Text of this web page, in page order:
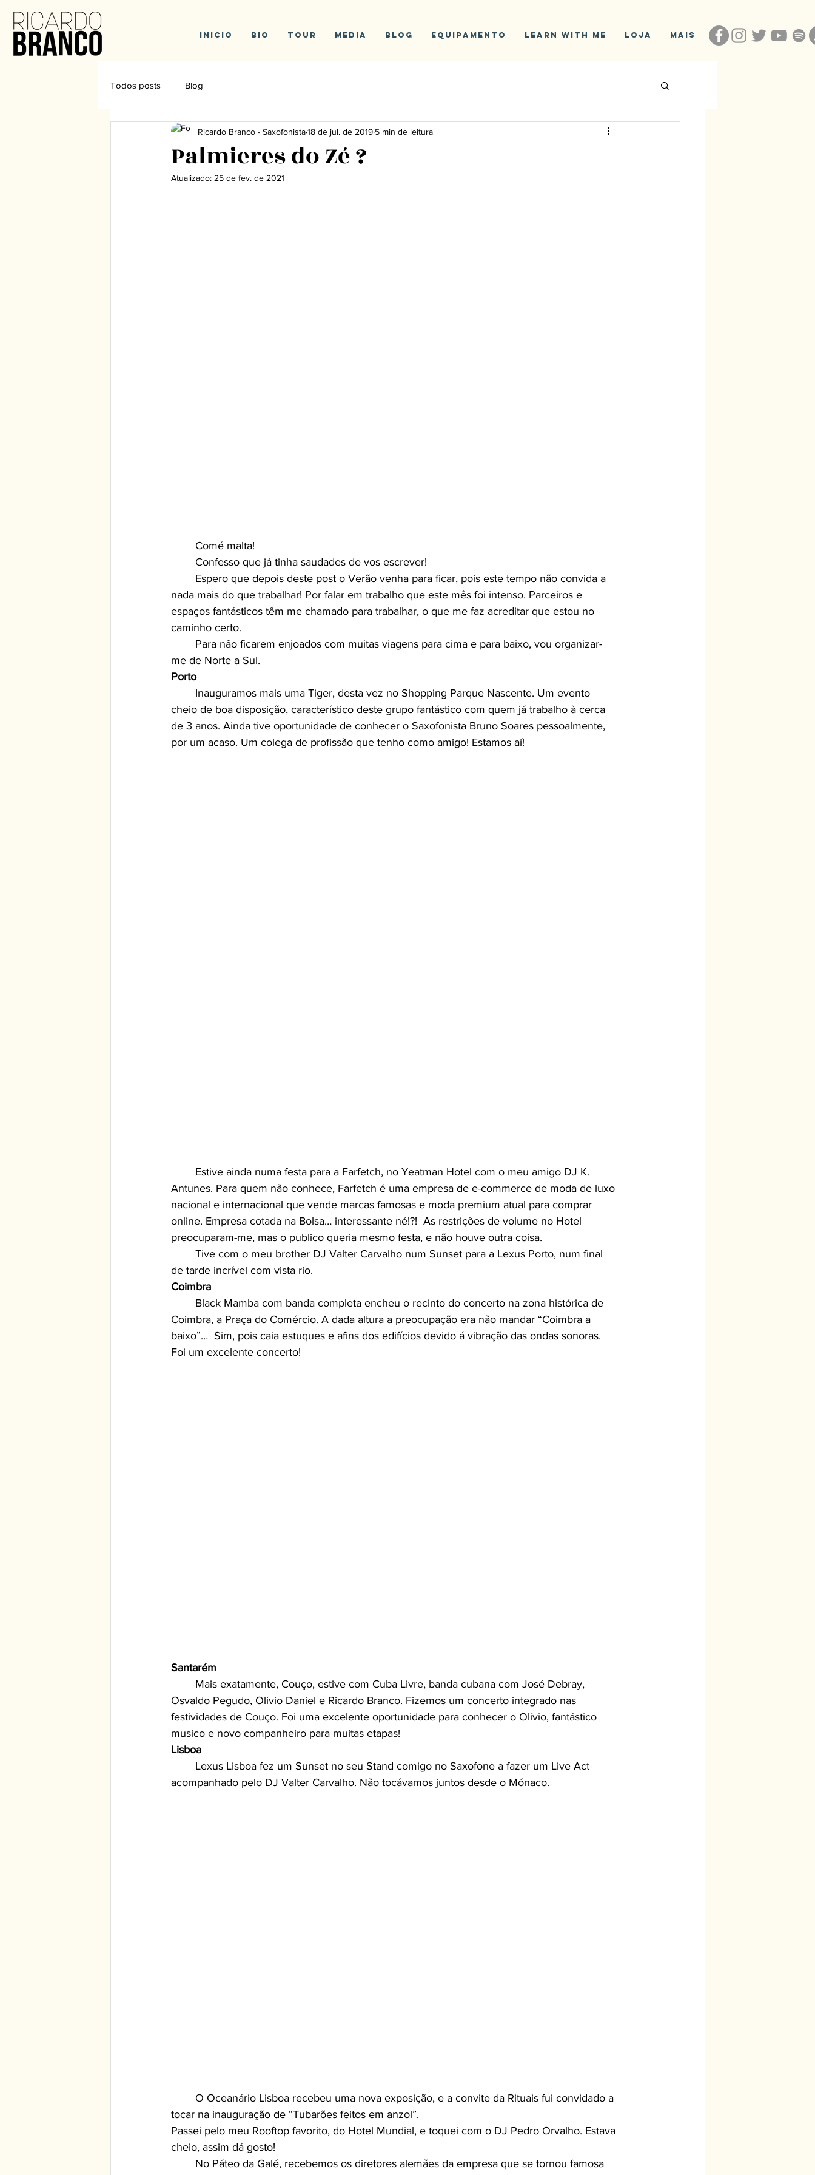
Inicio Bio Tour Media Blog Equipamento Learn With Me Loja Mais
Todos posts Blog
Palmieres do Zé ?
Ricardo Branco - Saxofonista18 de jul. de 2019 5 min de leitura
Atualizado: 25 de fev. de 2021
	Comé malta!
	Confesso que já tinha saudades de vos escrever!
nada mais do que trabalhar! Por falar em trabalho que este mês foi intenso. Parceiros e
espaços fantásticos têm me chamado para trabalhar, o que me faz acreditar que estou no
caminho certo.
me de Norte a Sul.
Porto
cheio de boa disposição, característico deste grupo fantástico com quem já trabalho à cerca
de 3 anos. Ainda tive oportunidade de conhecer o Saxofonista Bruno Soares pessoalmente,
por um acaso. Um colega de profissão que tenho como amigo! Estamos aí!
Antunes. Para quem não conhece, Farfetch é uma empresa de e-commerce de moda de luxo
nacional e internacional que vende marcas famosas e moda premium atual para comprar
online. Empresa cotada na Bolsa… interessante né!?!  As restrições de volume no Hotel
preocuparam-me, mas o publico queria mesmo festa, e não houve outra coisa.
de tarde incrível com vista rio.
Coimbra
Coimbra, a Praça do Comércio. A dada altura a preocupação era não mandar “Coimbra a
baixo”…  Sim, pois caia estuques e afins dos edifícios devido á vibração das ondas sonoras.
Foi um excelente concerto!
Santarém
Osvaldo Pegudo, Olivio Daniel e Ricardo Branco. Fizemos um concerto integrado nas
festividades de Couço. Foi uma excelente oportunidade para conhecer o Olívio, fantástico
musico e novo companheiro para muitas etapas!
Lisboa
acompanhado pelo DJ Valter Carvalho. Não tocávamos juntos desde o Mónaco.
tocar na inauguração de “Tubarões feitos em anzol”.
Passei pelo meu Rooftop favorito, do Hotel Mundial, e toquei com o DJ Pedro Orvalho. Estava
cheio, assim dá gosto!